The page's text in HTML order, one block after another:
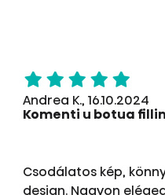
Andrea K., 16.10.2024
Komenti u botua
Csodálatos kép,
design. Nagyon